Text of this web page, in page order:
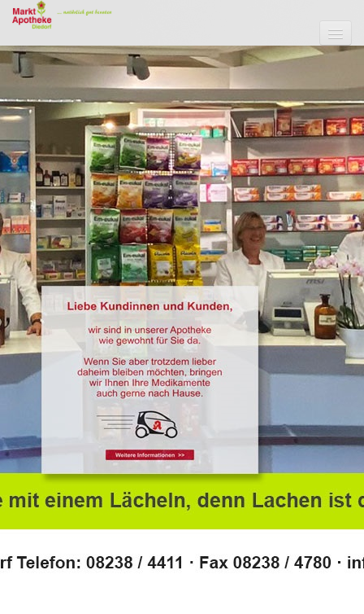
Startseite
Unser Team
Leistungen
Vorbestellung
Kontakt